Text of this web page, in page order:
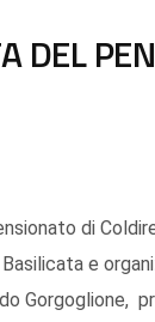
DEL
di
e
Gorgoglione,